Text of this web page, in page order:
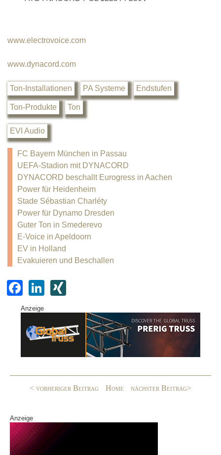
www.electrovoice.com
www.dynacord.com
Ton-Installationen PA Systeme Endstufen
Ton-Produkte Ton
EVI Audio
FC Bayern München in Passau
UEFA-Stadion mit DYNACORD
DYNACORD beschallt Eurogress in Aachen
Power für Heidenheim
Stade Sébastian Charléty
Power für Dynamo Dresden
Guter Ton in Smederevo
E-Voice in Apeldoorn
EV in Holland
Evakuieren und Beschallen
F
a
c
e
o
Li
k
e
G
Anzeige
< vorheriger Beitrag Home nächster Beitrag>
Anzeige